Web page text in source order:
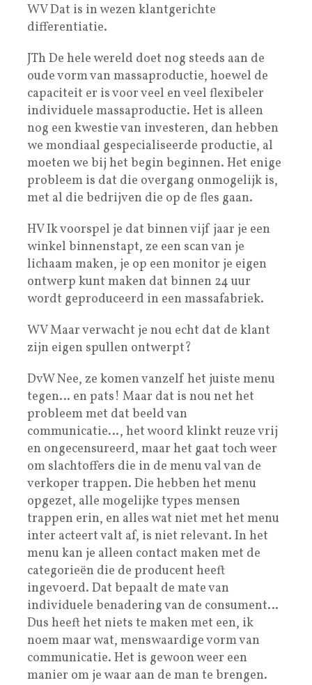
WV Dat is in wezen klantgerichte
differentiatie.
JTh De hele wereld doet nog steeds aan de
oude vorm van massaproductie, hoewel de
capaciteit er is voor veel en veel flexibeler
individuele massaproductie. Het is alleen
nog een kwestie van investeren, dan hebben
we mondiaal gespecialiseerde productie, al
moeten we bij het begin beginnen. Het enige
probleem is dat die overgang onmogelijk is,
met al die bedrijven die op de fles gaan.
HV Ik voorspel je dat binnen vijf jaar je een
winkel binnenstapt, ze een scan van je
lichaam maken, je op een monitor je eigen
ontwerp kunt maken dat binnen 24 uur
wordt geproduceerd in een massafabriek.
WV Maar verwacht je nou echt dat de klant
zijn eigen spullen ontwerpt?
DvW Nee, ze komen vanzelf het juiste menu
tegen… en pats! Maar dat is nou net het
probleem met dat beeld van
communicatie…, het woord klinkt reuze vrij
en ongecensureerd, maar het gaat toch weer
om slachtoffers die in de menu val van de
verkoper trappen. Die hebben het menu
opgezet, alle mogelijke types mensen
trappen erin, en alles wat niet met het menu
inter acteert valt af, is niet relevant. In het
menu kan je alleen contact maken met de
categorieën die de producent heeft
ingevoerd. Dat bepaalt de mate van
individuele benadering van de consument…
Dus heeft het niets te maken met een, ik
noem maar wat, menswaardige vorm van
communicatie. Het is gewoon weer een
manier om je waar aan de man te brengen.